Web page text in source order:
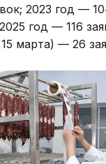
2023 год —
год — 116
марта) — 26